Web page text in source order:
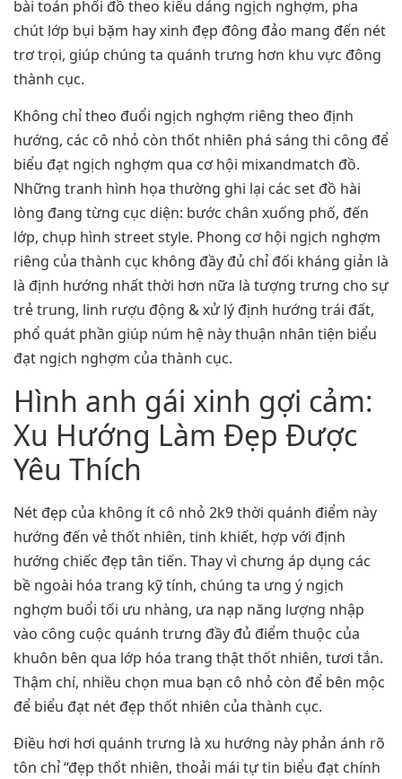
bài toán phối đồ theo kiểu dáng ngịch nghợm, pha
chút lớp bụi bặm hay xinh đẹp đông đảo mang đến nét
trơ trọi, giúp chúng ta quánh trưng hơn khu vực đông
thành cục.
Không chỉ theo đuổi ngịch nghợm riêng theo định
hướng, các cô nhỏ còn thốt nhiên phá sáng thi công để
biểu đạt ngịch nghợm qua cơ hội mixandmatch đồ.
Những tranh hình họa thường ghi lại các set đồ hài
lòng đang từng cục diện: bước chân xuống phố, đến
lớp, chụp hình street style. Phong cơ hội ngịch nghợm
riêng của thành cục không đầy đủ chỉ đối kháng giản là
là định hướng nhất thời hơn nữa là tượng trưng cho sự
trẻ trung, linh rượu động & xử lý định hướng trái đất,
phổ quát phần giúp núm hệ này thuận nhân tiện biểu
đạt ngịch nghợm của thành cục.
Hình anh gái xinh gợi cảm:
Xu Hướng Làm Đẹp Được
Yêu Thích
Nét đẹp của không ít cô nhỏ 2k9 thời quánh điểm này
hướng đến vẻ thốt nhiên, tinh khiết, hợp với định
hướng chiếc đẹp tân tiến. Thay vì chưng áp dụng các
bề ngoài hóa trang kỹ tính, chúng ta ưng ý ngịch
nghợm buổi tối ưu nhàng, ưa nạp năng lượng nhập
vào công cuộc quánh trưng đầy đủ điểm thuộc của
khuôn bên qua lớp hóa trang thật thốt nhiên, tươi tắn.
Thậm chí, nhiều chọn mua bạn cô nhỏ còn để bên mộc
để biểu đạt nét đẹp thốt nhiên của thành cục.
Điều hơi hơi quánh trưng là xu hướng này phản ánh rõ
tôn chỉ “đẹp thốt nhiên, thoải mái tự tin biểu đạt chính